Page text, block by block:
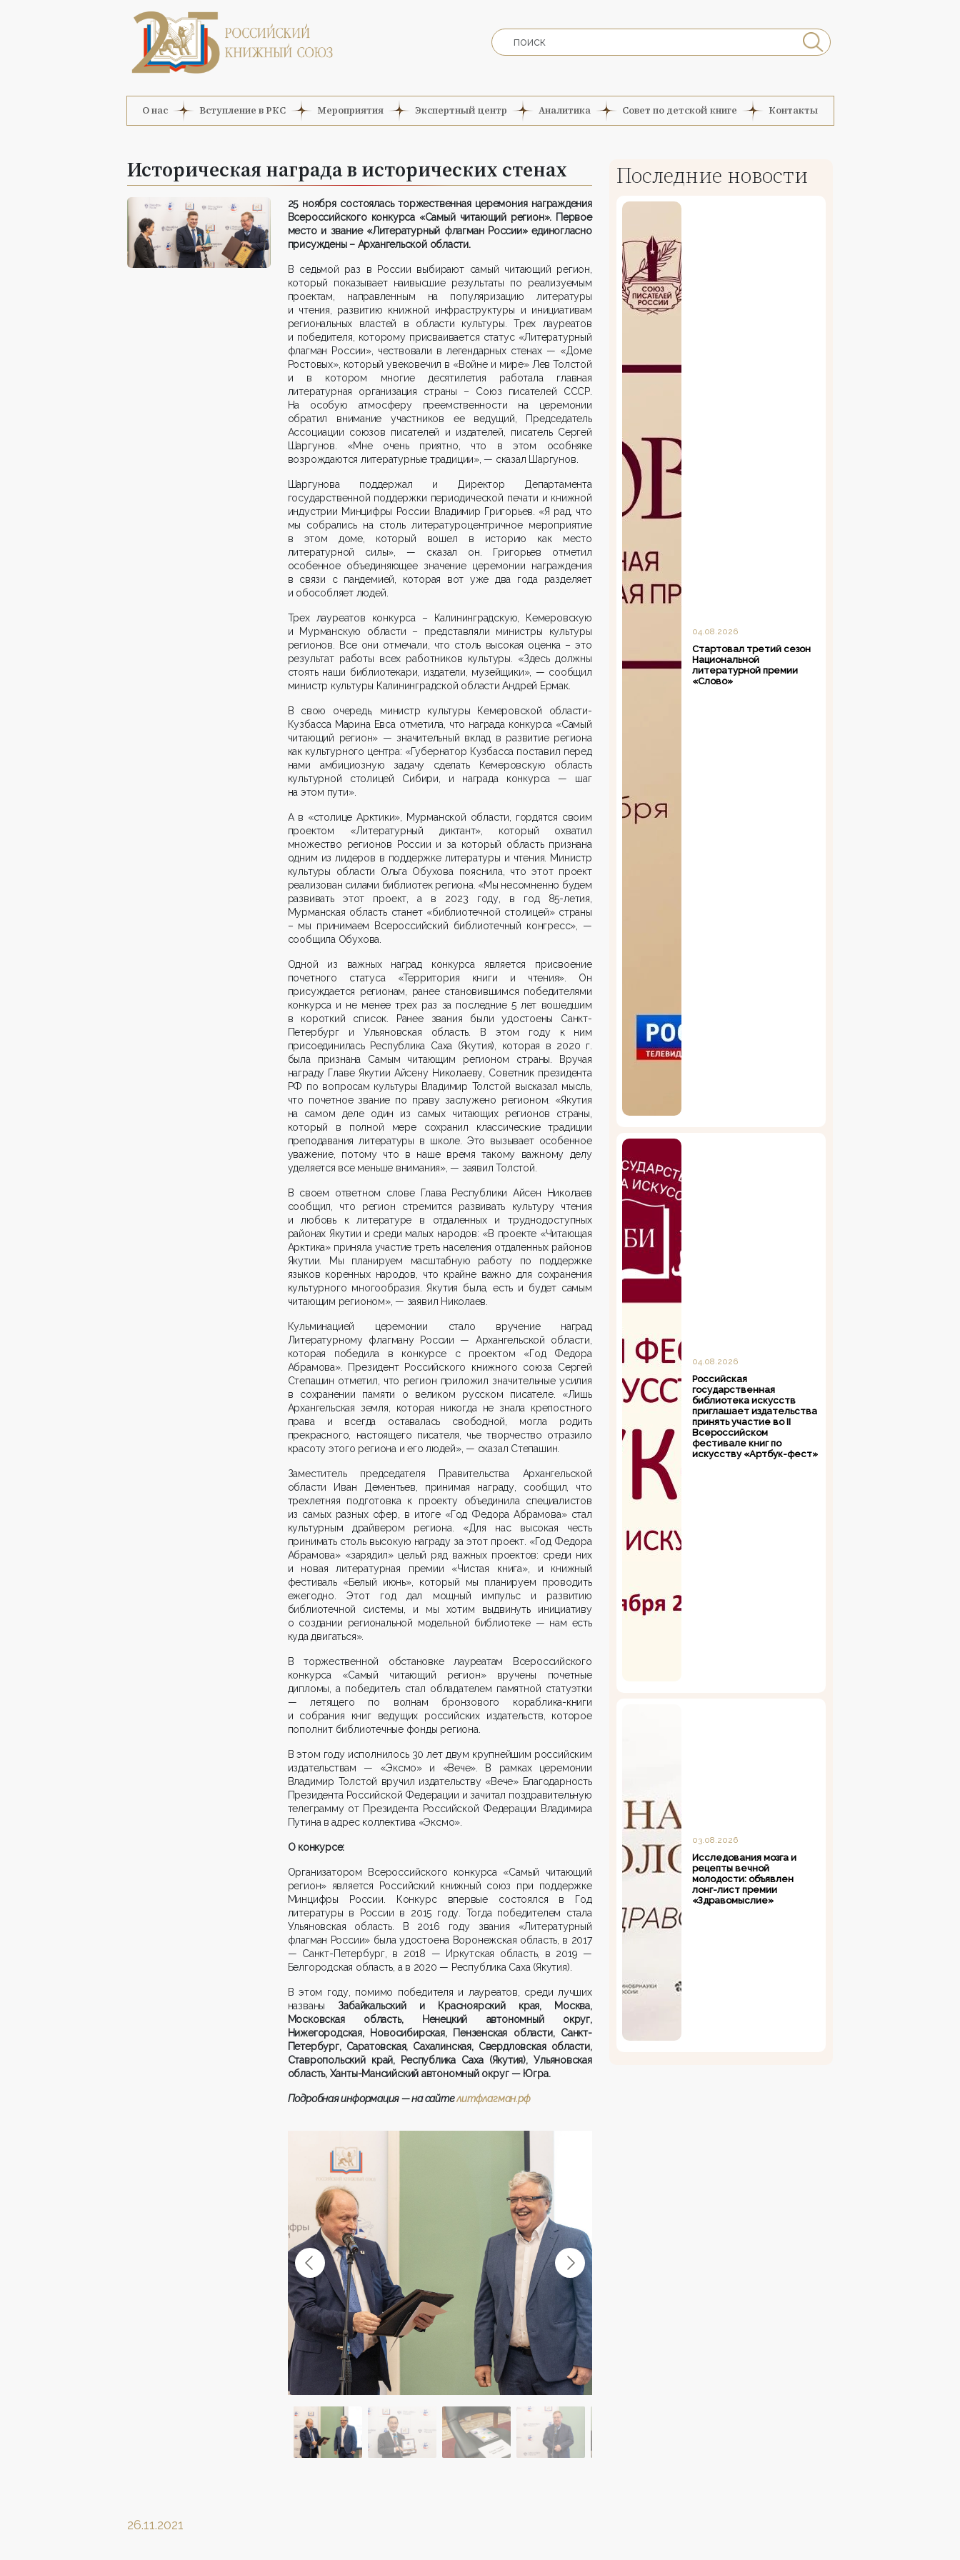
О нас Вступление в РКС Мероприятия Экспертный центр Аналитика Совет по детской книге Контакты
Историческая награда в исторических стенах
25 ноября состоялась торжественная церемония награждения
Всероссийского конкурса «Самый читающий регион». Первое
место и звание «Литературный флагман России» единогласно
присуждены – Архангельской области.
В седьмой раз в России выбирают самый читающий регион,
который показывает наивысшие результаты по реализуемым
проектам, направленным на популяризацию литературы
и чтения, развитию книжной инфраструктуры и инициативам
региональных властей в области культуры. Трех лауреатов
и победителя, которому присваивается статус «Литературный
флагман России», чествовали в легендарных стенах — «Доме
Ростовых», который увековечил в «Войне и мире» Лев Толстой
и в котором многие десятилетия работала главная
литературная организация страны – Союз писателей СССР.
На особую атмосферу преемственности на церемонии
обратил внимание участников ее ведущий, Председатель
Ассоциации союзов писателей и издателей, писатель Сергей
Шаргунов. «Мне очень приятно, что в этом особняке
возрождаются литературные традиции», — сказал Шаргунов.
Шаргунова поддержал и Директор Департамента
государственной поддержки периодической печати и книжной
индустрии Минцифры России Владимир Григорьев. «Я рад, что
мы собрались на столь литературоцентричное мероприятие
в этом доме, который вошел в историю как место
литературной силы», — сказал он. Григорьев отметил
особенное объединяющее значение церемонии награждения
в связи с пандемией, которая вот уже два года разделяет
и обособляет людей.
Трех лауреатов конкурса – Калининградскую, Кемеровскую
и Мурманскую области – представляли министры культуры
регионов. Все они отмечали, что столь высокая оценка – это
результат работы всех работников культуры. «Здесь должны
стоять наши библиотекари, издатели, музейщики», — сообщил
министр культуры Калининградской области Андрей Ермак.
В свою очередь, министр культуры Кемеровской области-
Кузбасса Марина Евса отметила, что награда конкурса «Самый
читающий регион» — значительный вклад в развитие региона
как культурного центра: «Губернатор Кузбасса поставил перед
нами амбициозную задачу сделать Кемеровскую область
культурной столицей Сибири, и награда конкурса — шаг
на этом пути».
А в «столице Арктики», Мурманской области, гордятся своим
проектом «Литературный диктант», который охватил
множество регионов России и за который область признана
одним из лидеров в поддержке литературы и чтения. Министр
культуры области Ольга Обухова пояснила, что этот проект
реализован силами библиотек региона. «Мы несомненно будем
развивать этот проект, а в 2023 году, в год 85-летия,
Мурманская область станет «библиотечной столицей» страны
– мы принимаем Всероссийский библиотечный конгресс», —
сообщила Обухова.
Одной из важных наград конкурса является присвоение
почетного статуса «Территория книги и чтения». Он
присуждается регионам, ранее становившимся победителями
конкурса и не менее трех раз за последние 5 лет вошедшим
в короткий список. Ранее звания были удостоены Санкт-
Петербург и Ульяновская область. В этом году к ним
присоединилась Республика Саха (Якутия), которая в 2020 г.
была признана Самым читающим регионом страны. Вручая
награду Главе Якутии Айсену Николаеву, Советник президента
РФ по вопросам культуры Владимир Толстой высказал мысль,
что почетное звание по праву заслужено регионом. «Якутия
на самом деле один из самых читающих регионов страны,
который в полной мере сохранил классические традиции
преподавания литературы в школе. Это вызывает особенное
уважение, потому что в наше время такому важному делу
уделяется все меньше внимания», — заявил Толстой.
В своем ответном слове Глава Республики Айсен Николаев
сообщил, что регион стремится развивать культуру чтения
и любовь к литературе в отдаленных и труднодоступных
районах Якутии и среди малых народов: «В проекте «Читающая
Арктика» приняла участие треть населения отдаленных районов
Якутии. Мы планируем масштабную работу по поддержке
языков коренных народов, что крайне важно для сохранения
культурного многообразия. Якутия была, есть и будет самым
читающим регионом», — заявил Николаев.
Кульминацией церемонии стало вручение наград
Литературному флагману России — Архангельской области,
которая победила в конкурсе с проектом «Год Федора
Абрамова». Президент Российского книжного союза Сергей
Степашин отметил, что регион приложил значительные усилия
в сохранении памяти о великом русском писателе. «Лишь
Архангельская земля, которая никогда не знала крепостного
права и всегда оставалась свободной, могла родить
прекрасного, настоящего писателя, чье творчество отразило
красоту этого региона и его людей», — сказал Степашин.
Заместитель председателя Правительства Архангельской
области Иван Дементьев, принимая награду, сообщил, что
трехлетняя подготовка к проекту объединила специалистов
из самых разных сфер, в итоге «Год Федора Абрамова» стал
культурным драйвером региона. «Для нас высокая честь
принимать столь высокую награду за этот проект. «Год Федора
Абрамова» «зарядил» целый ряд важных проектов: среди них
и новая литературная премии «Чистая книга», и книжный
фестиваль «Белый июнь», который мы планируем проводить
ежегодно. Этот год дал мощный импульс и развитию
библиотечной системы, и мы хотим выдвинуть инициативу
о создании региональной модельной библиотеке — нам есть
куда двигаться».
В торжественной обстановке лауреатам Всероссийского
конкурса «Самый читающий регион» вручены почетные
дипломы, а победитель стал обладателем памятной статуэтки
— летящего по волнам бронзового кораблика-книги
и собрания книг ведущих российских издательств, которое
пополнит библиотечные фонды региона.
В этом году исполнилось 30 лет двум крупнейшим российским
издательствам — «Эксмо» и «Вече». В рамках церемонии
Владимир Толстой вручил издательству «Вече» Благодарность
Президента Российской Федерации и зачитал поздравительную
телеграмму от Президента Российской Федерации Владимира
Путина в адрес коллектива «Эксмо».
О конкурсе:
Организатором Всероссийского конкурса «Самый читающий
регион» является Российский книжный союз при поддержке
Минцифры России. Конкурс впервые состоялся в Год
литературы в России в 2015 году. Тогда победителем стала
Ульяновская область. В 2016 году звания «Литературный
флагман России» была удостоена Воронежская область, в 2017
— Санкт-Петербург, в 2018 — Иркутская область, в 2019 —
Белгородская область, а в 2020 — Республика Саха (Якутия).
В этом году, помимо победителя и лауреатов, среди лучших
названы Забайкальский и Красноярский края, Москва,
Московская область, Ненецкий автономный округ,
Нижегородская, Новосибирская, Пензенская области, Санкт-
Петербург, Саратовская, Сахалинская, Свердловская области,
Ставропольский край, Республика Саха (Якутия), Ульяновская
область, Ханты-Мансийский автономный округ — Югра.
Подробная информация — на сайтелитфлагман.рф
26.11.2021
Последние новости
04.08.2026
Стартовал третий сезон
Национальной
литературной премии
«Слово»
04.08.2026
Российская
государственная
библиотека искусств
приглашает издательства
принять участие во II
Всероссийском
фестивале книг по
искусству «Артбук-фест»
03.08.2026
Исследования мозга и
рецепты вечной
молодости: объявлен
лонг-лист премии
«Здравомыслие»